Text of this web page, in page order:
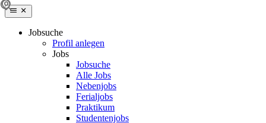
Jobsuche
Profil anlegen
Jobs
Jobsuche
Alle Jobs
Nebenjobs
Ferialjobs
Praktikum
Studentenjobs